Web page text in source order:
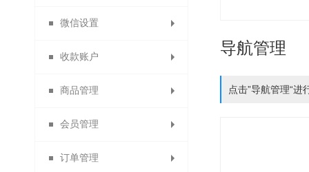
分销说明
商品列表导航
自定义通用模块
商品详情页
商品限购提示页
发布商品
商品分组
模块装修
货到付款
店铺信息
功能名称设置
提现设置
云账户设置
微信设置
消息设置
微信设置
消息设置
模板消息
收款账户
合利宝分账
微信收款账号
支付宝收款账号
商品管理
出售中的商品
仓库中的商品
会员管理
会员列表
订单管理
导航管理
点击”导航管理“